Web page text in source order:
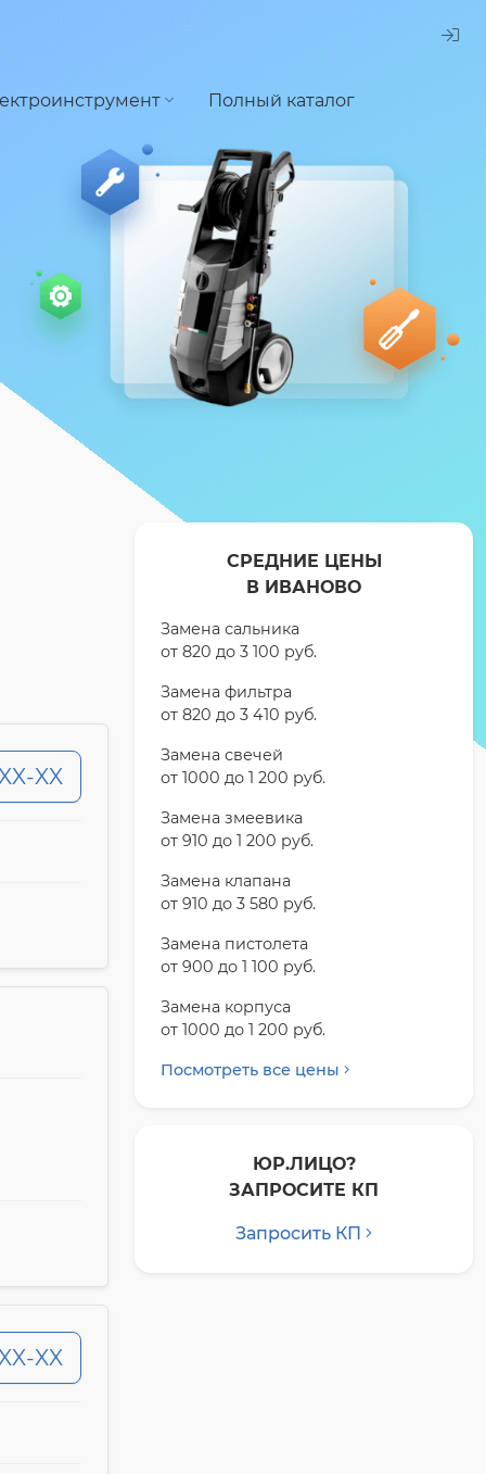
Полный каталог
XX
XX
СРЕДНИЕ ЦЕНЫ
В ИВАНОВО
Замена сальника
от 820 до 3 100 pyб.
Замена фильтра
от 820 до 3 410 pyб.
Замена свечей
от 1000 до 1 200 pyб.
Замена змеевика
от 910 до 1 200 pyб.
Замена клапана
от 910 до 3 580 pyб.
Замена пистолета
от 900 до 1 100 pyб.
Замена корпуса
от 1000 до 1 200 pyб.
Посмотреть все цены
ЮР.ЛИЦО?
ЗАПРОСИТЕ КП
Запросить КП